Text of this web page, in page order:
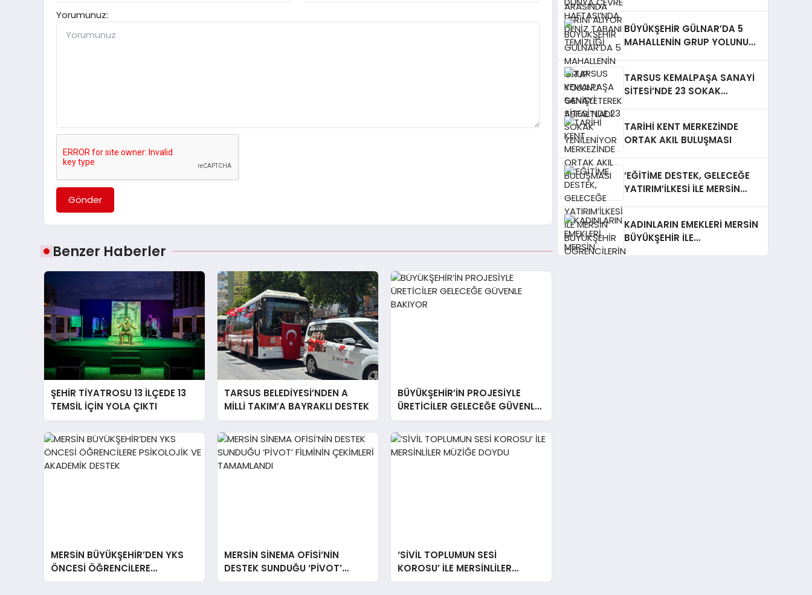
Yorumunuz:
Gönder
Benzer Haberler
ŞEHİR TİYATROSU 13 İLÇEDE 13
TEMSİL İÇİN YOLA ÇIKTI
TARSUS BELEDİYESİ’NDEN A
MİLLİ TAKIM’A BAYRAKLI DESTEK
BÜYÜKŞEHİR’İN PROJESİYLE
ÜRETİCİLER GELECEĞE GÜVENLE
BAKIYOR
MERSİN BÜYÜKŞEHİR’DEN YKS
ÖNCESİ ÖĞRENCİLERE
PSİKOLOJİK VE AKADEMİK
MERSİN SİNEMA OFİSİ’NİN
DESTEK SUNDUĞU ‘PİVOT’
FİLMİNİN ÇEKİMLERİ
‘SİVİL TOPLUMUN SESİ
KOROSU’ İLE MERSİNLİLER
MÜZİĞE DOYDU
BÜYÜKŞEHİR GÜLNAR’DA 5
MAHALLENİN GRUP YOLUNU
TARSUS KEMALPAŞA SANAYİ
SİTESİ’NDE 23 SOKAK
TARİHİ KENT MERKEZİNDE
ORTAK AKIL BULUŞMASI
‘EĞİTİME DESTEK, GELECEĞE
YATIRIM’İLKESİ İLE MERSİN
KADINLARIN EMEKLERİ MERSİN
BÜYÜKŞEHİR İLE
MARKALAŞIYOR